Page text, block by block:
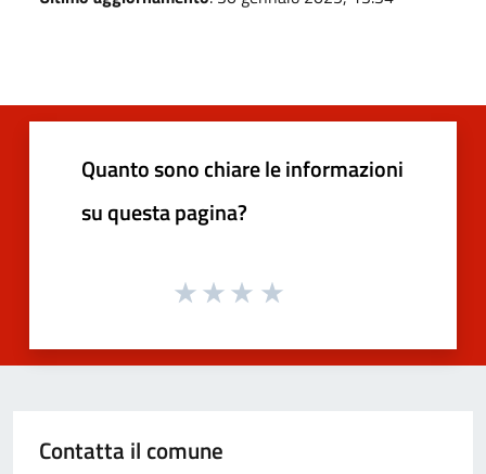
Quanto sono chiare le informazioni
su questa pagina?
Contatta il comune